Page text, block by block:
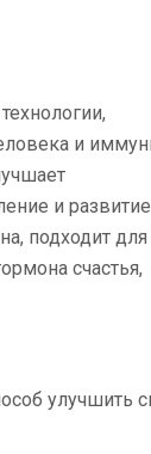
и
и развитие
подходит для
счастья,
улучшить